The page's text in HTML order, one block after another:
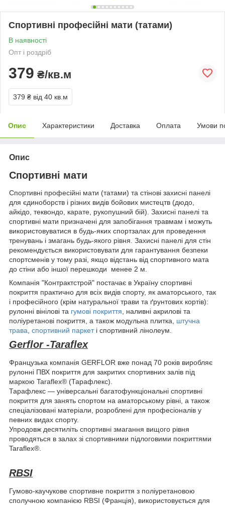
Спортивні професійні мати (татами)
В наявності
Опт і роздріб
379 ₴/кв.м
379 ₴ від 40 кв.м
Опис Характеристики Доставка Оплата Умови
Опис
Спортивні мати
Спортивні професійні мати (татами) та стінові захисні панелі
для єдиноборств і різних видів бойових мистецтв (дюдо,
айкідо, теквондо, карате, рукопушний бій). Захисні панелі та
спортивні мати призначені для запобігання травмам і можуть
використовуватися в будь-яких спортзалах для проведення
тренувань і змагань будь-якого рівня. Захисні панелі для стін
рекомендується використовувати для гарантування безпеки
спортсменів у тому разі, якщо відстань від спортивного мата
до стіни або іншої перешкоди менее 2 м.
Компанія "Контрактстрой" постачає в Україну спортивні
покриття практично для всіх видів спорту, як аматорського, так
і професійного (крім натуральної трави та ґрунтових кортів):
рулонні вінілові та гумові покриття, наливні акрилові та
поліуретанові покриття, а також модульна плитка, штучна
трава, спортивний паркеті спортивний лінолеум.
Gerflor -Taraflex
Французька компанія GERFLOR вже понад 70 років виробляє
рулонні ПВХ покриття для закритих спортивних залів під
маркою Taraflex® (Тарафлекс).
Тарафлекс — універсальні багатофункціональні спортивні
покриття для занять спортом на аматорському рівні, а також
спеціалізовані матеріали, розроблені для професіоналів у
певних видах спорту.
Упродовж десятиліть спортивні змагання вищого рівня
проводяться в залах зі спортивними підлоговими покриттями
Taraflex®.
RBSI
Гумово-каучукове спортивне покриття з поліуретановою
сполучною компанією RBSI (Франція), використовується для